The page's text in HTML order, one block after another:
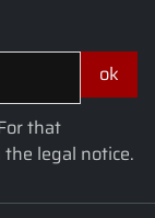
that
legal notice.